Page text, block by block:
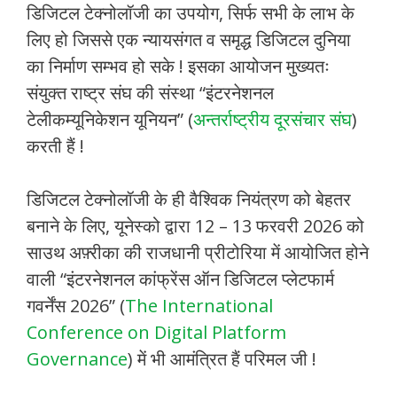
डिजिटल टेक्नोलॉजी का उपयोग, सिर्फ सभी के लाभ के
लिए हो जिससे एक न्यायसंगत व समृद्ध डिजिटल दुनिया
का निर्माण सम्भव हो सके ! इसका आयोजन मुख्यतः
संयुक्त राष्ट्र संघ की संस्था “इंटरनेशनल
टेलीकम्यूनिकेशन यूनियन” (अन्तर्राष्ट्रीय दूरसंचार संघ)
करती हैं !
डिजिटल टेक्नोलॉजी के ही वैश्विक नियंत्रण को बेहतर
बनाने के लिए, यूनेस्को द्वारा 12 – 13 फरवरी 2026 को
साउथ अफ़्रीका की राजधानी प्रीटोरिया में आयोजित होने
वाली “इंटरनेशनल कांफ्रेंस ऑन डिजिटल प्लेटफार्म
गवर्नेंस 2026” (The International
Conference on Digital Platform
Governance) में भी आमंत्रित हैं परिमल जी !